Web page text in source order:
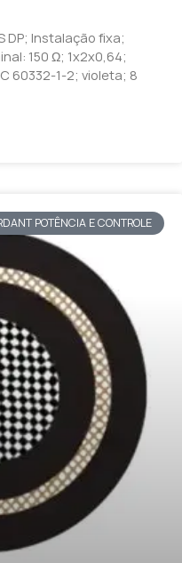
DP; Instalação fixa;
150 Ω; 1x2x0,64;
60332-1-2; violeta; 8
POTÊNCIA E CONTROLE